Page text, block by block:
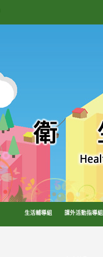
生活輔導組 課外活動指導組